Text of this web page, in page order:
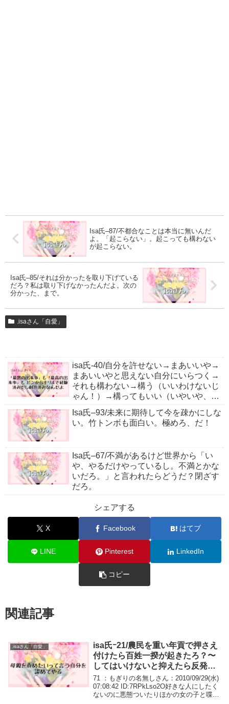
Isa氏–87/不都合なことは本当に無いんだ
よ。「起こらない」。起こっても構わない
が起こらない。
Isa氏–85/それは分かったを取り下げている
だろ？私は取り下げなかったんだよ。次の
分かった、まで。
.isaさん「自愛」
isa氏-40/自分を許せない→まあいいや→
まあいいやと思えない自分にいらつく→
それも構わない→構う（いいわけないじ
ゃん！）→構ってもいい（いやいや、別
にＯＫだよ）→‥だ。
Isa氏–93/未来に期待して今を疎かにしな
い。竹トンボも面白い。極めろ、だ！
Isa氏–67/不満があるけど世界から「い
や、やるだけやっているし。不満とかな
いだろ。」と言われたらどうだ？閉ざす
だろ。
シェアする
X Facebook はてブ
LINE Pinterest LinkedIn
コピー
関連記事
.isaさん「自愛」
isa氏ｰ21/農民を重い年貢で押さえ
付けたら百姓一揆が起きたろ？〜
してはいけないと抑えたら反発す
るんだよ。
71 ：もぎりの名無しさん：2010/09/29(水)
07:08:42 ID:7RPkLso2O好きな人にしたく
ないのに悪態ついたりほかの女の子と喋っ